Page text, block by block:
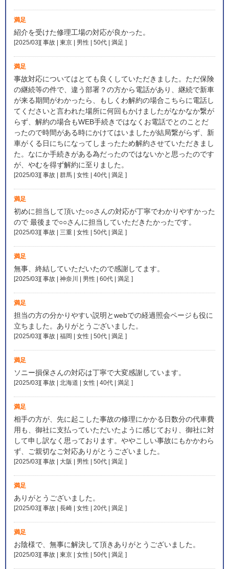
満足
紹介を受けた修理工場の対応が良かった。
[2025/03][ 事故 | 東京 | 男性 | 50代 | 満足 ]
満足
事故対応についてはとても良くしていただきました。ただ保険
の継続等の件で、違う部署？の方から電話があり、継続で新車
が来る期間がわかったら、もしくわ解約の場合こちらに電話し
てくださいと言われた場所に何回もかけましたがなかなか繋が
らず、解約の場合もWEB手続きではなくお電話でとのことだ
ったので時間がある時にかけてはいましたが結局繋がらず、新
車がくる日にちになってしまったため解約させていただきまし
た。なにか手続きがある為だったのではないかと思ったのです
が、やむを得ず解約に至りました。
[2025/03][ 事故 | 群馬 | 女性 | 40代 | 満足 ]
満足
初めに担当して頂いた○○さんの対応が丁寧でわかりやすかった
ので 最後まで○○さんに担当していただきたかったです。
[2025/03][ 事故 | 三重 | 女性 | 50代 | 満足 ]
満足
無事、終結していただいたので感謝してます。
[2025/03][ 事故 | 神奈川 | 男性 | 60代 | 満足 ]
満足
担当の方の分かりやすい説明とwebでの経過照会ページも役に
立ちました。ありがとうございました。
[2025/03][ 事故 | 福岡 | 女性 | 50代 | 満足 ]
満足
ソニー損保さんの対応は丁寧で大変感謝しています。
[2025/03][ 事故 | 北海道 | 女性 | 40代 | 満足 ]
満足
相手の方が、先に起こした事故の修理にかかる日数分の代車費
用も、御社に支払っていただいたように感じており、御社に対
して申し訳なく思っております。ややこしい事故にもかかわら
ず、ご親切なご対応ありがとうございました。
[2025/03][ 事故 | 大阪 | 男性 | 50代 | 満足 ]
満足
ありがとうございました。
[2025/03][ 事故 | 長崎 | 女性 | 20代 | 満足 ]
満足
お陰様で、無事に解決して頂きありがとうございました。
[2025/03][ 事故 | 東京 | 女性 | 50代 | 満足 ]